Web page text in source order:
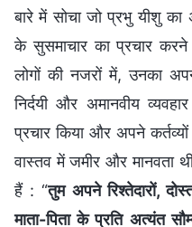
बारे में सोचा जो प्रभु यीशु
के सुसमाचार का प्रचार
लोगों की नजरों में, उनका
निर्दयी और अमानवीय
प्रचार किया और अपने
वास्तव में जमीर और मानवता
हैं : “तुम अपने रिश्तेदारों,
माता-पिता के प्रति अत्यंत